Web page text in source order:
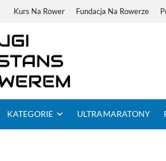
Kurs Na Rower Fundacja Na Rowerze
KATEGORIE ULTRAMARATONY